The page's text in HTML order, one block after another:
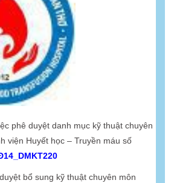
phê duyệt danh mục kỹ thuật chuyên
viện Huyết học – Truyền máu số
bổ sung kỹ thuật chuyên môn